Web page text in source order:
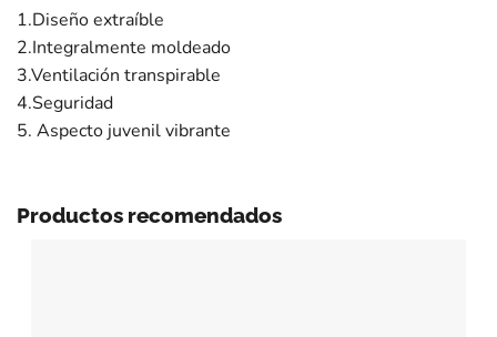
1.Diseño extraíble
2.Integralmente moldeado
3.Ventilación transpirable
4.Seguridad
5. Aspecto juvenil vibrante
Productos recomendados